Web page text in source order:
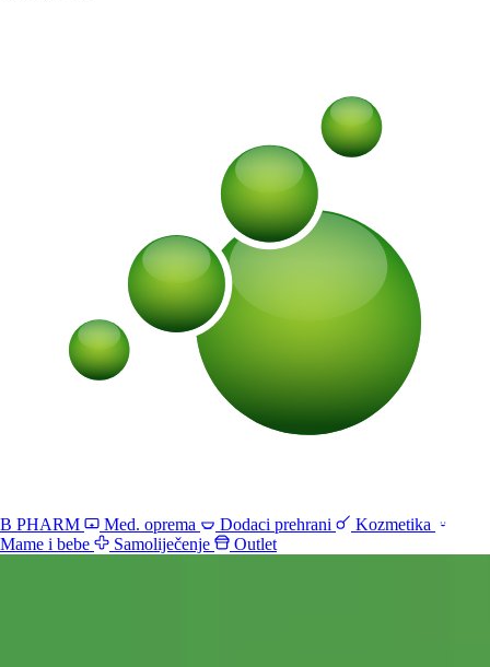
B PHARM Med. oprema Dodaci prehrani
Kozmetika
Mame i bebe
Samoliječenje Outlet